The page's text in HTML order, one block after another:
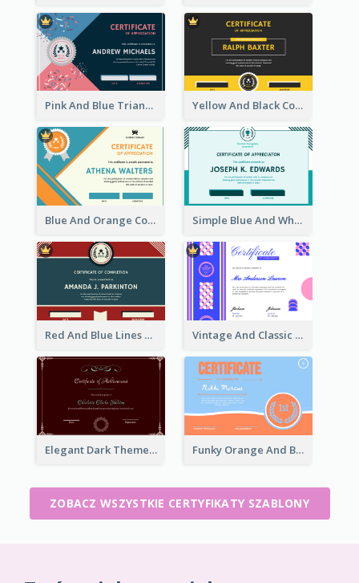
Pink And Blue Triangles Confetti Celebration Certificate Yellow And Black Contrast Simple Certificate
Blue And Orange Company Triangles With Badge Certificate Simple Blue And White Rectangle Certificate
Red And Blue Lines And Badge Completion Certificate Vintage And Classic Vibrant Certificate Design Ideas
Elegant Dark Theme Floral Border Certificate Design Funky Orange And Blue For Outstanding Performance
ZOBACZ WSZYSTKIE CERTYFIKATY SZABLONY